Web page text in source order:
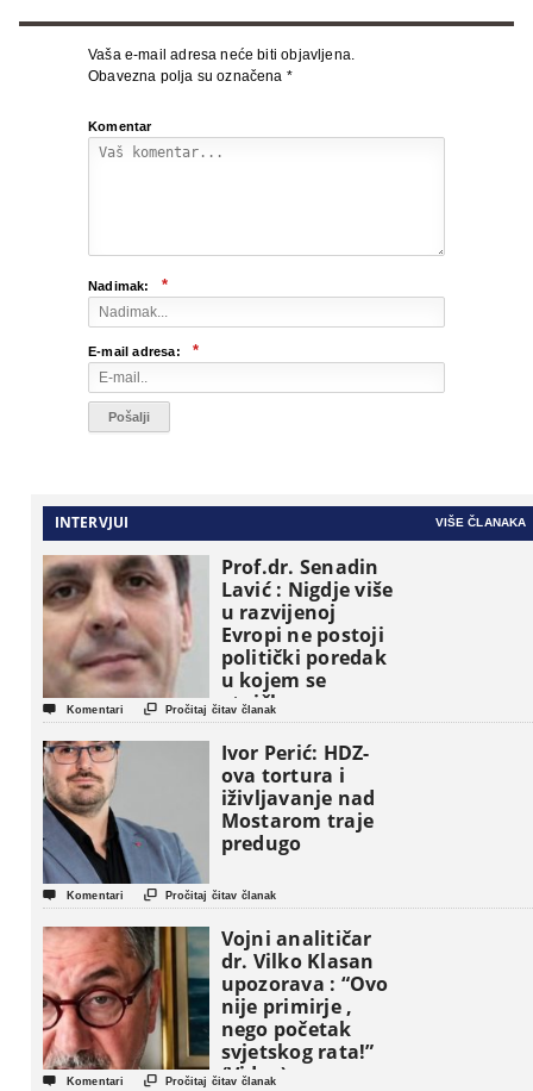
Vaša e-mail adresa neće biti objavljena.
Obavezna polja su označena *
Komentar
Nadimak: *
E-mail adresa: *
INTERVJUI VIŠE ČLANAKA
Prof.dr. Senadin
Lavić : Nigdje više
u razvijenoj
Evropi ne postoji
politički poredak
u kojem se
etničke grupe
pojavljuju kao
osnovne
političke jedinice
 Komentari  Pročitaj čitav članak
Ivor Perić: HDZ-
ova tortura i
iživljavanje nad
Mostarom traje
predugo
 Komentari  Pročitaj čitav članak
Vojni analitičar
dr. Vilko Klasan
upozorava : “Ovo
nije primirje ,
nego početak
svjetskog rata!”
(Video)
 Komentari  Pročitaj čitav članak